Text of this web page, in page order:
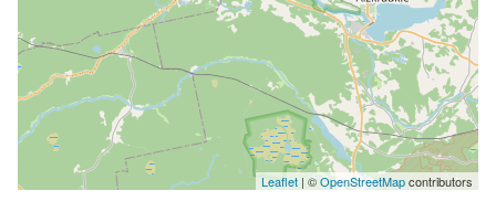
Leaflet | ©OpenStreetMapcontributors